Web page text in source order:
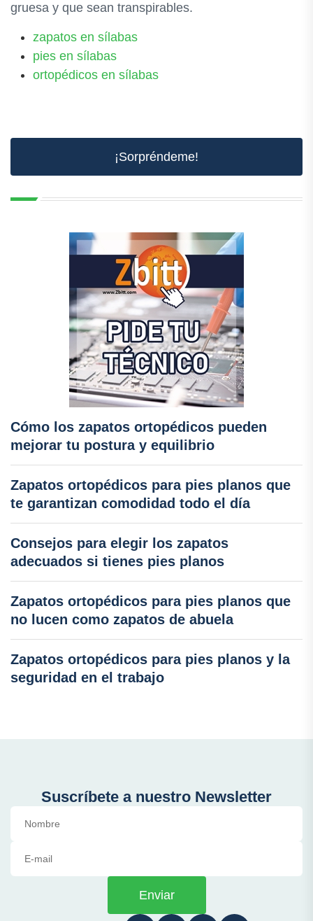
gruesa y que sean transpirables.
zapatos en sílabas
pies en sílabas
ortopédicos en sílabas
¡Sorpréndeme!
Cómo los zapatos ortopédicos pueden
mejorar tu postura y equilibrio
Zapatos ortopédicos para pies planos que
te garantizan comodidad todo el día
Consejos para elegir los zapatos
adecuados si tienes pies planos
Zapatos ortopédicos para pies planos que
no lucen como zapatos de abuela
Zapatos ortopédicos para pies planos y la
seguridad en el trabajo
Suscríbete a nuestro Newsletter
Enviar